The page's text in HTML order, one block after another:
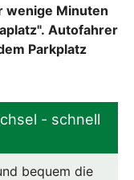
wenige Minuten
Autofahrer
Parkplatz
- schnell
bequem die